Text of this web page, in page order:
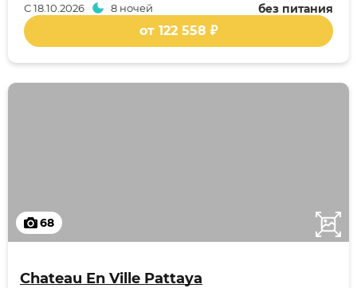
без питания
С18.10.2026 8 ночей
от 122 558 ₽
68
Chateau En Ville Pattaya